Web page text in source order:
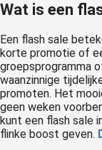
Wat is een
Een flash sale
korte promotie of
groepsprogramma
waanzinnige
promoten. Het
geen weken
kunt een flash sale
flinke boost geven.